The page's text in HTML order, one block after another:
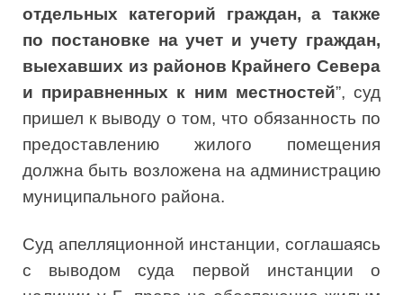
отдельных категорий граждан, а также
по постановке на учет и учету граждан,
выехавших из районов Крайнего Севера
и приравненных к ним местностей”, суд
пришел к выводу о том, что обязанность по
предоставлению жилого помещения
должна быть возложена на администрацию
муниципального района.
Суд апелляционной инстанции, соглашаясь
с выводом суда первой инстанции о